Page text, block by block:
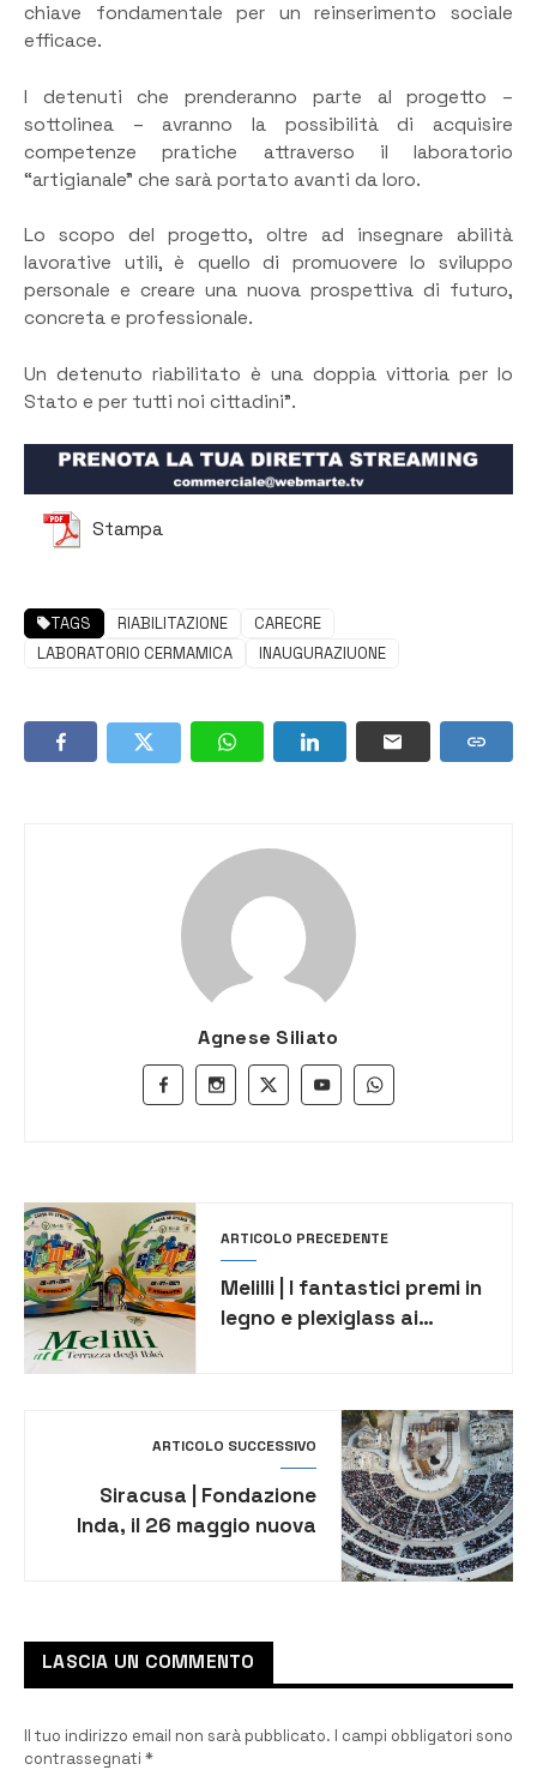
chiave fondamentale per un reinserimento sociale
efficace.
I detenuti che prenderanno parte al progetto –
sottolinea – avranno la possibilità di acquisire
competenze pratiche attraverso il laboratorio
“artigianale” che sarà portato avanti da loro.
Lo scopo del progetto, oltre ad insegnare abilità
lavorative utili, è quello di promuovere lo sviluppo
personale e creare una nuova prospettiva di futuro,
concreta e professionale.
Un detenuto riabilitato è una doppia vittoria per lo
Stato e per tutti noi cittadini”.
Stampa
TAGS RIABILITAZIONE
CARECRE
LABORATORIO CERMAMICA
INAUGURAZIUONE
Agnese Siliato
ARTICOLO PRECEDENTE
Melilli | I fantastici premi in
legno e plexiglass ai
ARTICOLO SUCCESSIVO
Siracusa | Fondazione
Inda, il 26 maggio nuova
LASCIA UN COMMENTO
Il tuo indirizzo email non sarà pubblicato. I campi obbligatori sono
contrassegnati *